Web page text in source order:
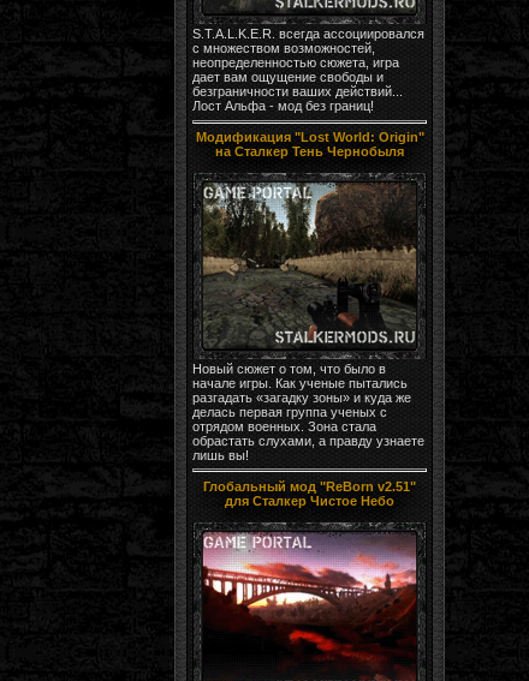
S.T.A.L.K.E.R. всегда ассоциировался
с множеством возможностей,
неопределенностью сюжета, игра
дает вам ощущение свободы и
безграничности ваших действий...
Лост Альфа - мод без границ!
Модификация "Lost World: Origin"
на Сталкер Тень Чернобыля
Новый сюжет о том, что было в
начале игры. Как ученые пытались
разгадать «загадку зоны» и куда же
делась первая группа ученых с
отрядом военных. Зона стала
обрастать слухами, а правду узнаете
лишь вы!
Глобальный мод "ReBorn v2.51"
для Сталкер Чистое Небо